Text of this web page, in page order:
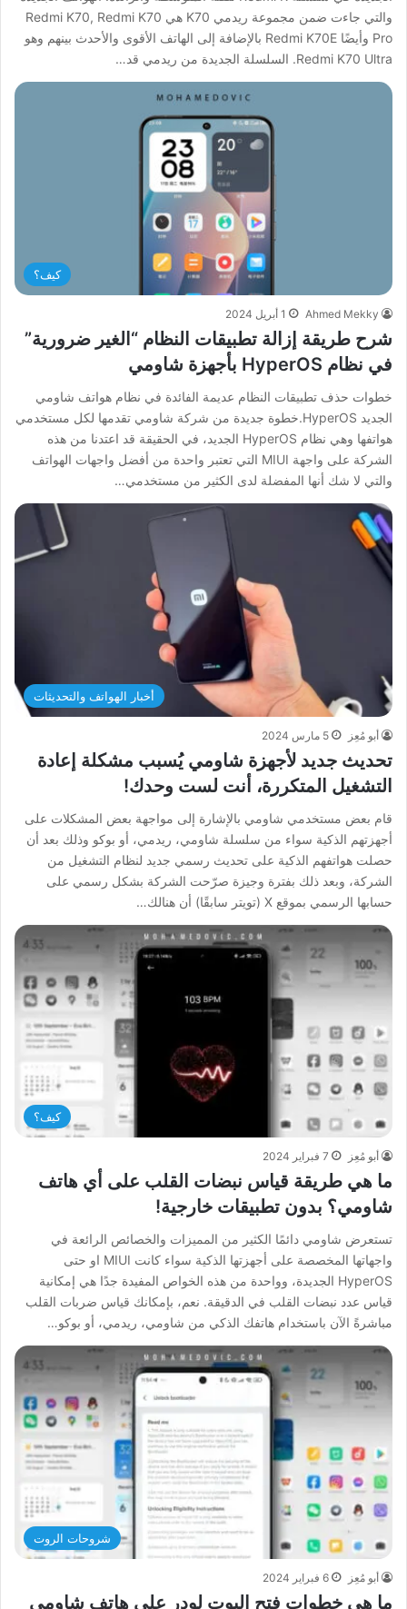
والتي جاءت ضمن مجموعة ريدمي K70 هي Redmi K70, Redmi K70
Pro وأيضًا Redmi K70E بالإضافة إلى الهاتف الأقوى والأحدث بينهم وهو
Redmi K70 Ultra. السلسلة الجديدة من ريدمي قد…
كيف؟
Ahmed Mekky 1 أبريل 2024
شرح طريقة إزالة تطبيقات النظام “الغير ضرورية”
في نظام HyperOS بأجهزة شاومي
خطوات حذف تطبيقات النظام عديمة الفائدة في نظام هواتف شاومي
الجديد HyperOS.خطوة جديدة من شركة شاومي تقدمها لكل مستخدمي
هواتفها وهي نظام HyperOS الجديد، في الحقيقة قد اعتدنا من هذه
الشركة على واجهة MIUI التي تعتبر واحدة من أفضل واجهات الهواتف
والتي لا شك أنها المفضلة لدى الكثير من مستخدمي…
أخبار الهواتف والتحديثات
أبو مُعِز 5 مارس 2024
تحديث جديد لأجهزة شاومي يُسبب مشكلة إعادة
التشغيل المتكررة، أنت لست وحدك!
قام بعض مستخدمي شاومي بالإشارة إلى مواجهة بعض المشكلات على
أجهزتهم الذكية سواء من سلسلة شاومي، ريدمي، أو بوكو وذلك بعد أن
حصلت هواتفهم الذكية على تحديث رسمي جديد لنظام التشغيل من
الشركة، وبعد ذلك بفترة وجيزة صرّحت الشركة بشكل رسمي على
حسابها الرسمي بموقع X (تويتر سابقًا) أن هنالك…
كيف؟
أبو مُعِز 7 فبراير 2024
ما هي طريقة قياس نبضات القلب على أي هاتف
شاومي؟ بدون تطبيقات خارجية!
تستعرض شاومي دائمًا الكثير من المميزات والخصائص الرائعة في
واجهاتها المخصصة على أجهزتها الذكية سواء كانت MIUI او حتى
HyperOS الجديدة، وواحدة من هذه الخواص المفيدة جدًا هي إمكانية
قياس عدد نبضات القلب في الدقيقة. نعم، بإمكانك قياس ضربات القلب
مباشرةً الآن باستخدام هاتفك الذكي من شاومي، ريدمي، أو بوكو…
شروحات الروت
أبو مُعِز 6 فبراير 2024
ما هي خطوات فتح البوت لودر على هاتف شاومي